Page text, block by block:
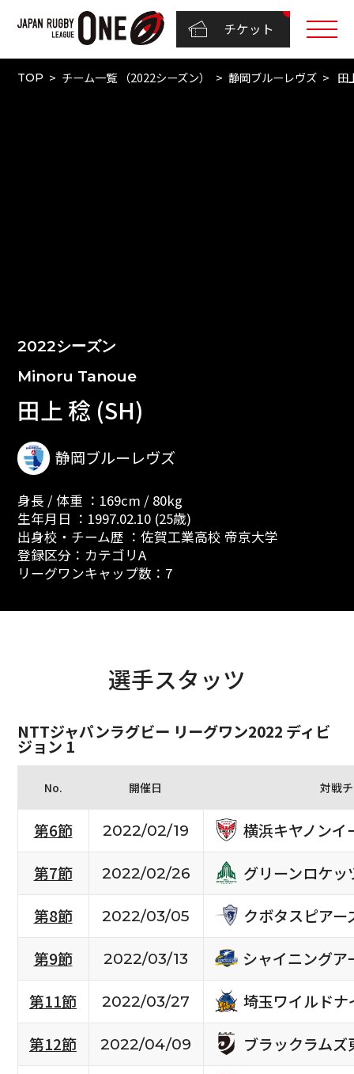
チケット
TOP チーム一覧 （2022シーズン） 静岡ブルーレヴズ 田
2022シーズン
Minoru Tanoue
田上 稔 (SH)
静岡ブルーレヴズ
身長 / 体重 ：169cm / 80kg
生年月日 ：1997.02.10 (25歳)
出身校・チーム歴 ：佐賀工業高校 帝京大学
登録区分：カテゴリA
リーグワンキャップ数：7
選手スタッツ
NTTジャパンラグビー リーグワン2022 ディビ
ジョン 1
No. 開催日 対戦
第6節 2022/02/19
横浜キヤノンイ
第7節
2022/02/26
グリーンロケッ
第8節
2022/03/05
クボタスピア
第9節
2022/03/13
シャイニング
第11節
2022/03/27
埼玉ワイルドナ
第12節
2022/04/09
ブラックラムズ